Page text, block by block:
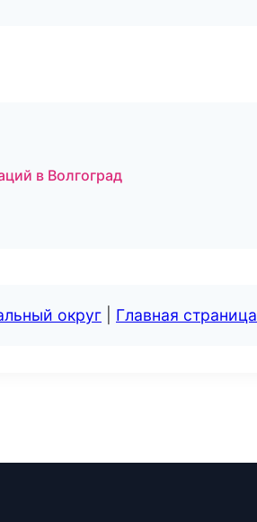
в Волгоград
округ Главная страница